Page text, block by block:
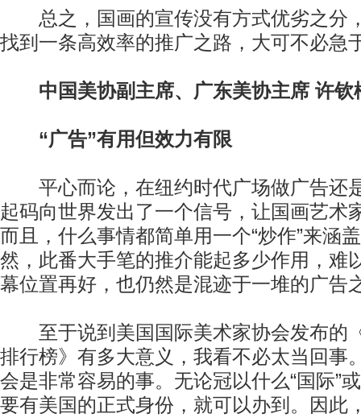
总之，国画的宣传没有方式优劣之分
找到一条高效率的推广之路，大可不必急
中国美协副主席、广东美协主席 许钦
“广告”有用但效力有限
平心而论，在纽约时代广场做广告还
起码向世界发出了一个信号，让国画艺术
而且，什么事情都简单用一个“炒作”来涵
然，此番大手笔的推介能起多少作用，难
幕位置再好，也仍然是混迹于一堆的广告
至于说到美国国际美术家协会发布的
排行榜》有多大意义，我看不必太当回事
会是非常容易的事。无论冠以什么“国际”
要有美国的正式身份，就可以办到。因此